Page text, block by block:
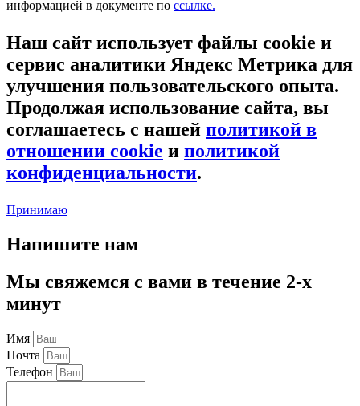
информацией в документе по ссылке.
Наш сайт использует файлы cookie и
сервис аналитики Яндекс Метрика для
улучшения пользовательского опыта.
Продолжая использование сайта, вы
соглашаетесь с нашей политикой в
отношении cookie и политикой
конфиденциальности.
Принимаю
Напишите нам
Мы свяжемся с вами в течение 2-х
минут
Имя
Почта
Телефон